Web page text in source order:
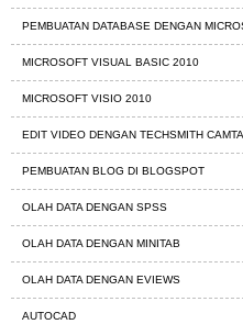
PEMBUATAN DATABASE DENGAN
MICROSOFT VISUAL BASIC 2010
MICROSOFT VISIO 2010
EDIT VIDEO DENGAN TECHSMITH
PEMBUATAN BLOG DI BLOGSPOT
OLAH DATA DENGAN SPSS
OLAH DATA DENGAN MINITAB
OLAH DATA DENGAN EVIEWS
AUTOCAD